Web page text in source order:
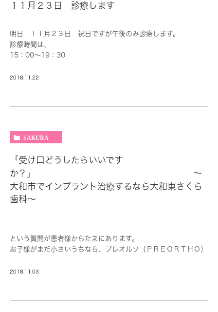
削ったその日にセラミックが入ります！来院回数が減りま
③印象材、石膏模型などが必要なくなるので、適合のいい詰め物
が出来上がります。
導入初期には、キャンペーン価格ではないですけども費用を抑え
１１月２３日 診療します
明日 １１月２３日 祝日ですが午後のみ診療します。
診療時間は、
15：00～19：30
はつながります。
2018.11.22
SAKURA
「受け口どうしたらいいです
か？」 ～
大和市でインプラント治療するなら大和東さくら
歯科～
という質問が患者様からたまにあります。
お子様がまだ小さいうちなら、プレオルソ（ＰＲＥＯＲＴＨＯ）
ます。
にはずすようにします。
2018.11.03